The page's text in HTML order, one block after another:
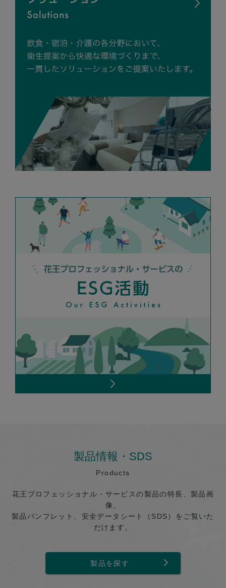
製品情報・SDS
Products
花王プロフェッショナル・サービスの製品の特長、製品画
像、
製品パンフレット、安全データシート（SDS）をご覧いた
だけます。
製品を探す